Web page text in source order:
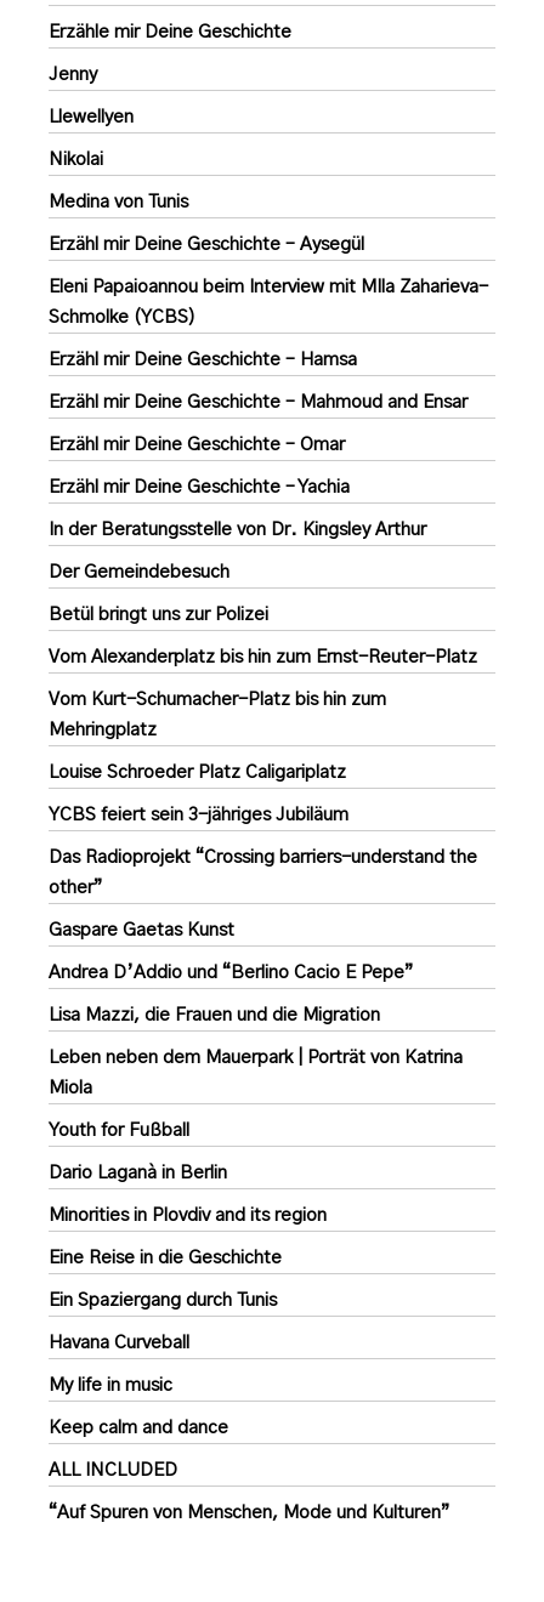
Erzähle mir Deine Geschichte
Jenny
Llewellyen
Nikolai
Medina von Tunis
Erzähl mir Deine Geschichte – Aysegül
Eleni Papaioannou beim Interview mit MIla Zaharieva-
Schmolke (YCBS)
Erzähl mir Deine Geschichte – Hamsa
Erzähl mir Deine Geschichte – Mahmoud and Ensar
Erzähl mir Deine Geschichte – Omar
Erzähl mir Deine Geschichte – Yachia
In der Beratungsstelle von Dr. Kingsley Arthur
Der Gemeindebesuch
Betül bringt uns zur Polizei
Vom Alexanderplatz bis hin zum Ernst-Reuter-Platz
Vom Kurt-Schumacher-Platz bis hin zum
Mehringplatz
Louise Schroeder Platz Caligariplatz
YCBS feiert sein 3-jähriges Jubiläum
Das Radioprojekt “Crossing barriers-understand the
other”
Gaspare Gaetas Kunst
Andrea D’Addio und “Berlino Cacio E Pepe”
Lisa Mazzi, die Frauen und die Migration
Leben neben dem Mauerpark | Porträt von Katrina
Miola
Youth for Fußball
Dario Laganà in Berlin
Minorities in Plovdiv and its region
Eine Reise in die Geschichte
Ein Spaziergang durch Tunis
Havana Curveball
My life in music
Keep calm and dance
ALL INCLUDED
“Auf Spuren von Menschen, Mode und Kulturen”